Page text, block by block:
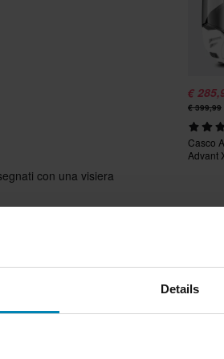
Details
con una visiera
interfoni, Chiusura rapida,
€
€ 399,99
Casco
Advant